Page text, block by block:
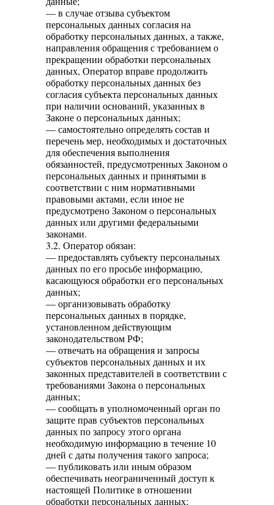
— в случае отзыва субъектом
персональных данных согласия на
обработку персональных данных, а также,
направления обращения с требованием о
прекращении обработки персональных
данных, Оператор вправе продолжить
обработку персональных данных без
согласия субъекта персональных данных
при наличии оснований, указанных в
Законе о персональных данных;
— самостоятельно определять состав и
перечень мер, необходимых и достаточных
для обеспечения выполнения
обязанностей, предусмотренных Законом о
персональных данных и принятыми в
соответствии с ним нормативными
правовыми актами, если иное не
предусмотрено Законом о персональных
данных или другими федеральными
законами.
3.2. Оператор обязан:
— предоставлять субъекту персональных
данных по его просьбе информацию,
касающуюся обработки его персональных
данных;
— организовывать обработку
персональных данных в порядке,
установленном действующим
законодательством РФ;
— отвечать на обращения и запросы
субъектов персональных данных и их
законных представителей в соответствии с
требованиями Закона о персональных
данных;
— сообщать в уполномоченный орган по
защите прав субъектов персональных
данных по запросу этого органа
необходимую информацию в течение 10
дней с даты получения такого запроса;
— публиковать или иным образом
обеспечивать неограниченный доступ к
настоящей Политике в отношении
обработки персональных данных;